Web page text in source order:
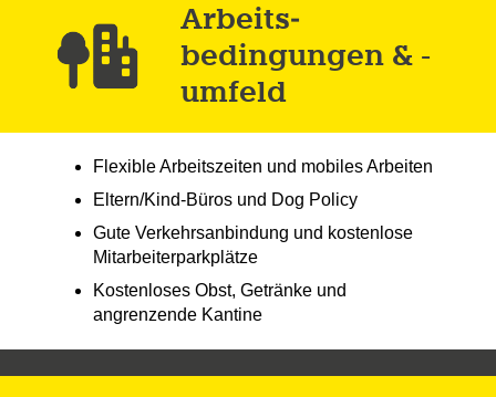
Arbeits­
bedingungen & -
umfeld
Flexible Arbeitszeiten und mobiles Arbeiten
Eltern/Kind-Büros und Dog Policy
Gute Verkehrsanbindung und kostenlose
Mitarbeiterparkplätze
Kostenloses Obst, Getränke und
angrenzende Kantine